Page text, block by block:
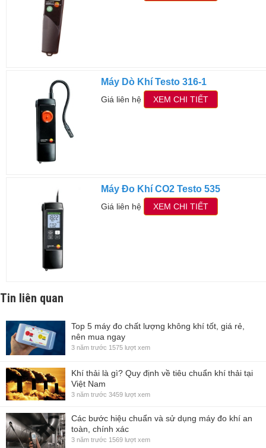
Máy Dò Khí Testo 316-1
Giá liên hệ XEM CHI TIẾT
Máy Đo Khí CO2 Testo 535
Giá liên hệ XEM CHI TIẾT
Tin liên quan
Top 5 máy đo chất lượng không khí tốt, giá rẻ,
nên mua ngay
3 năm trước 1575 lượt xem
Khí thải là gì? Quy định về tiêu chuẩn khí thải tại
Việt Nam
3 năm trước 3459 lượt xem
Các bước hiệu chuẩn và sử dụng máy đo khí an
toàn, chính xác
3 năm trước 1569 lượt xem